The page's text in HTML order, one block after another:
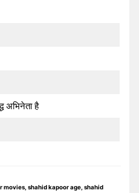
अभिनेता है
movies, shahid kapoor age, shahid